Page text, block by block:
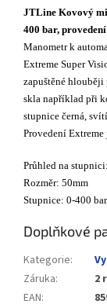
JTLine Kovový
400 bar,
Manometr k
Extreme Super
zapuštěné hlouběji
skla například při
stupnice černá,
Provedení
Průhled na
Rozměr: 50mm
Stupnice: 0-400
Doplňkové
Kategorie:
Záruka:
2
EAN: